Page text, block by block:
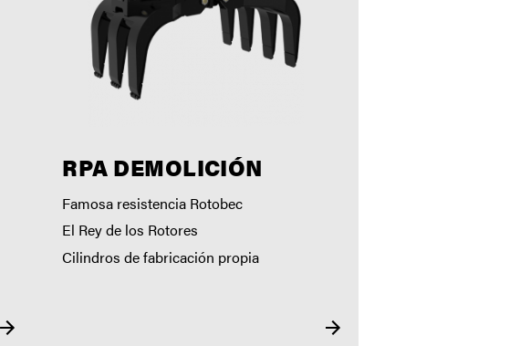
RPA DEMOLICIÓN
Famosa resistencia Rotobec
El Rey de los Rotores
Cilindros de fabricación propia